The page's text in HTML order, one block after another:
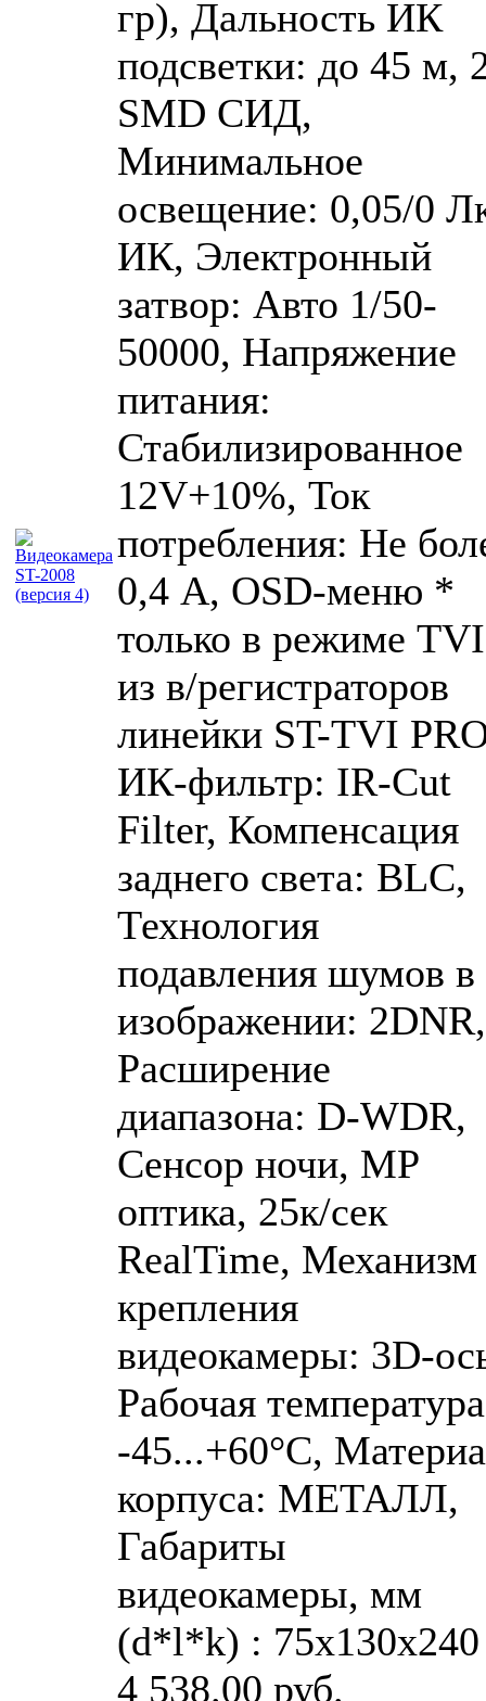
гр), Дальность ИК
подсветки: до 45 м,
SMD СИД,
Минимальное
освещение: 0,05/0
ИК, Электронный
затвор: Авто 1/50-
50000, Напряжение
питания:
Стабилизированное
12V+10%, Ток
потребления: Не
0,4 А, OSD-меню *
только в режиме TVI
из в/регистраторов
линейки ST-TVI
ИК-фильтр: IR-Cut
Filter, Компенсация
заднего света: BLC,
Технология
подавления шумов в
изображении: 2DNR,
Расширение
диапазона: D-WDR,
Сенсор ночи, MP
оптика, 25к/сек
RealTime, Механизм
крепления
видеокамеры: 3D-
Рабочая
-45...+60°C,
корпуса: МЕТАЛЛ,
Габариты
видеокамеры, мм
(d*l*k) : 75х130х240
4 538.00 руб.